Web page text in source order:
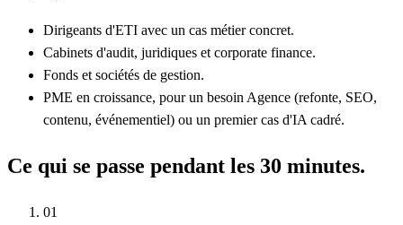
Dirigeants d'ETI avec un cas métier concret.
Cabinets d'audit, juridiques et corporate finance.
Fonds et sociétés de gestion.
PME en croissance, pour un besoin Agence (refonte, SEO,
contenu, événementiel) ou un premier cas d'IA cadré.
Ce qui se passe pendant les 30 minutes.
01